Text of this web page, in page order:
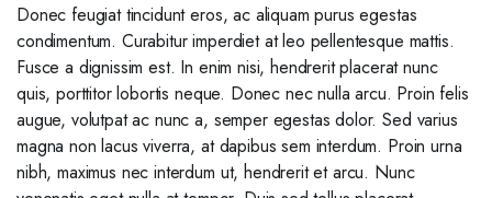
Donec feugiat tincidunt eros, ac aliquam purus egestas
condimentum. Curabitur imperdiet at leo pellentesque mattis.
Fusce a dignissim est. In enim nisi, hendrerit placerat nunc
quis, porttitor lobortis neque. Donec nec nulla arcu. Proin felis
augue, volutpat ac nunc a, semper egestas dolor. Sed varius
magna non lacus viverra, at dapibus sem interdum. Proin urna
nibh, maximus nec interdum ut, hendrerit et arcu. Nunc